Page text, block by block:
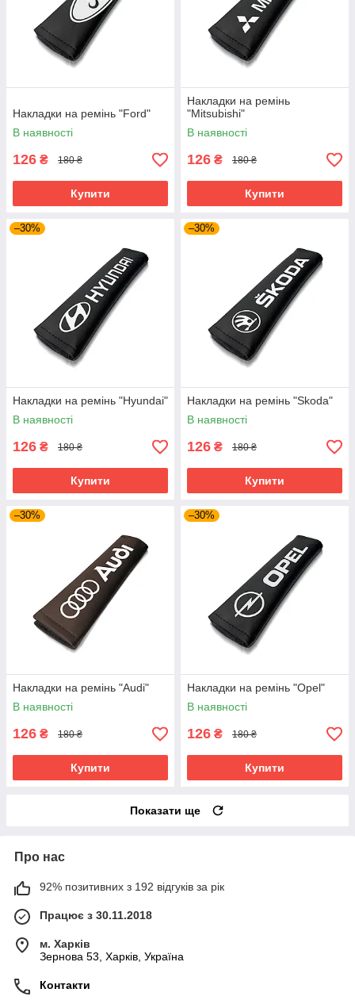
Накладки на ремінь "Ford"
В наявності
126 ₴ 180 ₴
Купити
Накладки на ремінь
"Mitsubishi"
В наявності
126 ₴ 180 ₴
Купити
–30%
Накладки на ремінь "Hyundai"
В наявності
126 ₴ 180 ₴
Купити
–30%
Накладки на ремінь "Skoda"
В наявності
126 ₴ 180 ₴
Купити
–30%
Накладки на ремінь "Audi"
В наявності
126 ₴ 180 ₴
Купити
–30%
Накладки на ремінь "Opel"
В наявності
126 ₴ 180 ₴
Купити
Показати ще
Про нас
92% позитивних з 192 відгуків за рік
Працює з 30.11.2018
м. Харків
Зернова 53, Харків, Україна
Контакти